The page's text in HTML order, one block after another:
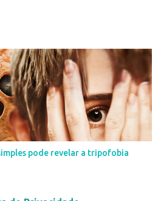
pode revelar a tripofobia